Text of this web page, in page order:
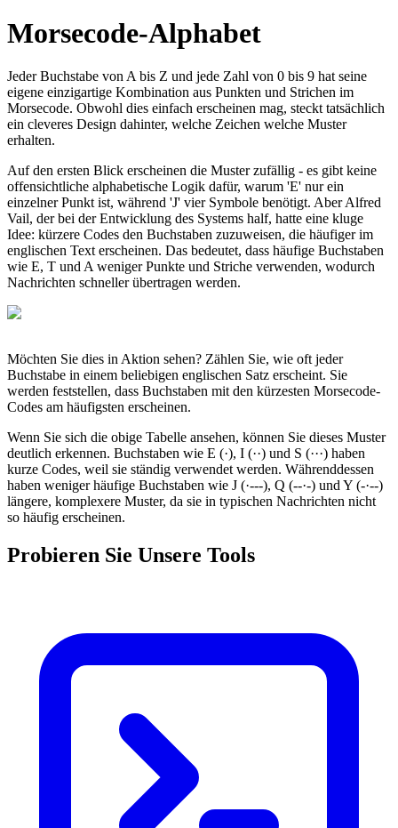
Morsecode-Alphabet
Jeder Buchstabe von A bis Z und jede Zahl von 0 bis 9 hat seine
eigene einzigartige Kombination aus Punkten und Strichen im
Morsecode. Obwohl dies einfach erscheinen mag, steckt tatsächlich
ein cleveres Design dahinter, welche Zeichen welche Muster
erhalten.
Auf den ersten Blick erscheinen die Muster zufällig - es gibt keine
offensichtliche alphabetische Logik dafür, warum 'E' nur ein
einzelner Punkt ist, während 'J' vier Symbole benötigt. Aber Alfred
Vail, der bei der Entwicklung des Systems half, hatte eine kluge
Idee: kürzere Codes den Buchstaben zuzuweisen, die häufiger im
englischen Text erscheinen. Das bedeutet, dass häufige Buchstaben
wie E, T und A weniger Punkte und Striche verwenden, wodurch
Nachrichten schneller übertragen werden.
Möchten Sie dies in Aktion sehen? Zählen Sie, wie oft jeder
Buchstabe in einem beliebigen englischen Satz erscheint. Sie
werden feststellen, dass Buchstaben mit den kürzesten Morsecode-
Codes am häufigsten erscheinen.
Wenn Sie sich die obige Tabelle ansehen, können Sie dieses Muster
deutlich erkennen. Buchstaben wie E (·), I (··) und S (···) haben
kurze Codes, weil sie ständig verwendet werden. Währenddessen
haben weniger häufige Buchstaben wie J (·---), Q (--·-) und Y (-·--)
längere, komplexere Muster, da sie in typischen Nachrichten nicht
so häufig erscheinen.
Probieren Sie Unsere Tools